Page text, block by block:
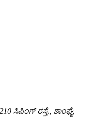
ಸಿಪಿಂಗ್ ರಸ್ತೆ., ಶಾಂಘೈ,